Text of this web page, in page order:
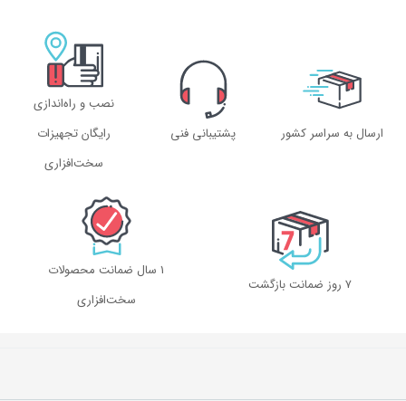
ارسال به سراسر کشور پشتیبانی فنی
نصب و راه‌اندازی
رایگان تجهیزات
سخت‌افزاری
۷ روز ضمانت بازگشت
1 سال ضمانت محصولات
سخت‌افزاری